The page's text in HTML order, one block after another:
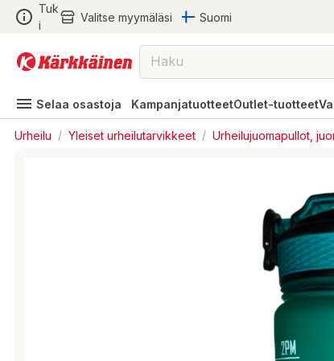
Tuk
i
Valitse myymäläsi Suomi
Selaa osastoja KampanjatuotteetOutlet-tuotteet
Urheilu / Yleiset urheilutarvikkeet / Urheilujuomapullot,